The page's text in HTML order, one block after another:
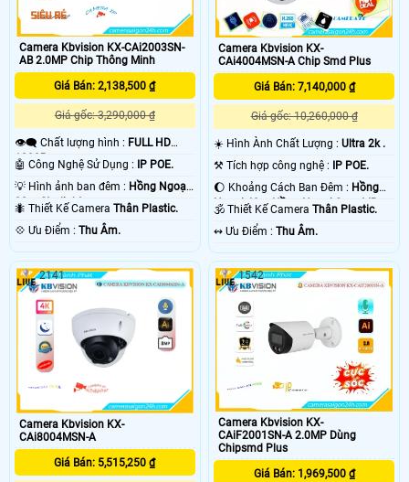
Camera Kbvision KX-CAi2003SN-
AB 2.0MP Chip Thông Minh
Giá Bán: 2,138,500 ₫
Giá gốc: 3,290,000 ₫
👁️‍🗨 Chất lượng hình : FULL HD
1080P .
🤖️ Công Nghệ Sử Dụng :
IP POE.
💡 Hình ảnh ban đêm : Hồng Ngoại
80m Starlight.
🐜 Thiết Kế Camera Thân Plastic.
️💠 Ưu Điểm : Thu Âm.
Camera Kbvision KX-
CAi4004MSN-A Chip Smd Plus
Giá Bán: 7,140,000 ₫
Giá gốc: 10,260,000 ₫
☀️ Hình Ành Chất Lượng :Ultra 2k .
⚒ Tích hợp công nghệ :
IP POE.
🌔 Khoảng Cách Ban Đêm : Hồng
Ngoại 40m Hồng Ngoại Smart IR.
🕉️ Thiết Kế CameraThân Plastic.
️↭ Ưu Điểm :Thu Âm.
Camera Kbvision KX-
CAi8004MSN-A
Giá Bán: 5,515,250 ₫
2141
Camera Kbvision KX-
CAiF2001SN-A 2.0MP Dùng
Chipsmd Plus
Giá Bán: 1,969,500 ₫
1542